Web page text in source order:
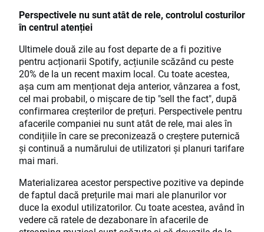
Perspectivele nu sunt atât de rele, controlul costurilor
în centrul atenției
Ultimele două zile au fost departe de a fi pozitive
pentru acționarii Spotify, acțiunile scăzând cu peste
20% de la un recent maxim local. Cu toate acestea,
așa cum am menționat deja anterior, vânzarea a fost,
cel mai probabil, o mișcare de tip "sell the fact", după
confirmarea creșterilor de prețuri. Perspectivele pentru
afacerile companiei nu sunt atât de rele, mai ales în
condițiile în care se preconizează o creștere puternică
și continuă a numărului de utilizatori și planuri tarifare
mai mari.
Materializarea acestor perspective pozitive va depinde
de faptul dacă prețurile mai mari ale planurilor vor
duce la exodul utilizatorilor. Cu toate acestea, având în
vedere că ratele de dezabonare în afacerile de